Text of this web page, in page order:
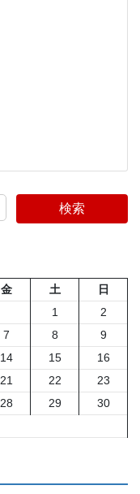
検索
金 土
日
1
2
7 8
9
14 15
16
21 22
23
28 29
30